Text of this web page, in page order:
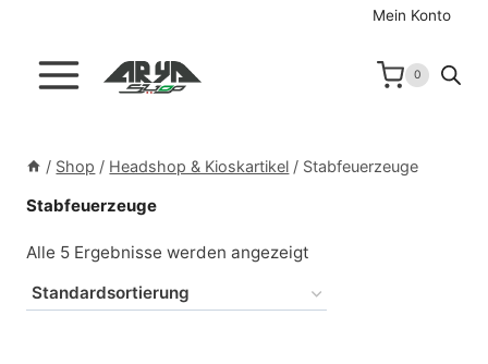
springen
Mein Konto
0
/ Shop / Headshop & Kioskartikel / Stabfeuerzeuge
Stabfeuerzeuge
Alle 5 Ergebnisse werden angezeigt